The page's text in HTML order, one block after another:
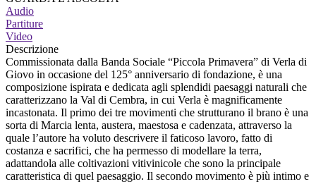
Audio
Partiture
Video
Descrizione
Commissionata dalla Banda Sociale “Piccola Primavera” di Verla di
Giovo in occasione del 125° anniversario di fondazione, è una
composizione ispirata e dedicata agli splendidi paesaggi naturali che
caratterizzano la Val di Cembra, in cui Verla è magnificamente
incastonata. Il primo dei tre movimenti che strutturano il brano è una
sorta di Marcia lenta, austera, maestosa e cadenzata, attraverso la
quale l’autore ha voluto descrivere il faticoso lavoro, fatto di
costanza e sacrifici, che ha permesso di modellare la terra,
adattandola alle coltivazioni vitivinicole che sono la principale
caratteristica di quel paesaggio. Il secondo movimento è più intimo e